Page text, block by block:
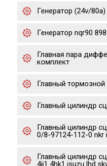
Генератор (24v/
Генератор nqr90
Главная пара
комплект
Главный тормозной
Главный цилиндр
Главный цилиндр
0/8-97124-112-0 nkr
Главный цилиндр
4jj1 4hk1 isuzu lhd